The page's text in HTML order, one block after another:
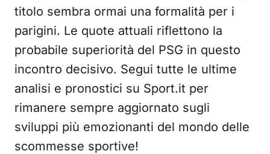
titolo sembra ormai una formalità per i
parigini. Le quote attuali riflettono la
probabile superiorità del PSG in questo
incontro decisivo. Segui tutte le ultime
analisi e pronostici su Sport.it per
rimanere sempre aggiornato sugli
sviluppi più emozionanti del mondo delle
scommesse sportive!